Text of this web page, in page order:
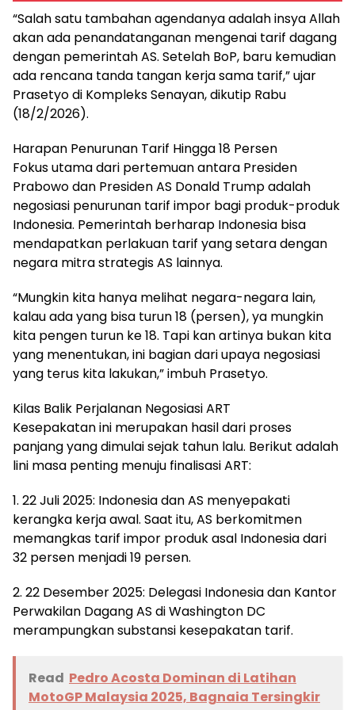
“Salah satu tambahan agendanya adalah insya Allah
akan ada penandatanganan mengenai tarif dagang
dengan pemerintah AS. Setelah BoP, baru kemudian
ada rencana tanda tangan kerja sama tarif,” ujar
Prasetyo di Kompleks Senayan, dikutip Rabu
(18/2/2026).
Harapan Penurunan Tarif Hingga 18 Persen
Fokus utama dari pertemuan antara Presiden
Prabowo dan Presiden AS Donald Trump adalah
negosiasi penurunan tarif impor bagi produk-produk
Indonesia. Pemerintah berharap Indonesia bisa
mendapatkan perlakuan tarif yang setara dengan
negara mitra strategis AS lainnya.
“Mungkin kita hanya melihat negara-negara lain,
kalau ada yang bisa turun 18 (persen), ya mungkin
kita pengen turun ke 18. Tapi kan artinya bukan kita
yang menentukan, ini bagian dari upaya negosiasi
yang terus kita lakukan,” imbuh Prasetyo.
Kilas Balik Perjalanan Negosiasi ART
Kesepakatan ini merupakan hasil dari proses
panjang yang dimulai sejak tahun lalu. Berikut adalah
lini masa penting menuju finalisasi ART:
1. 22 Juli 2025: Indonesia dan AS menyepakati
kerangka kerja awal. Saat itu, AS berkomitmen
memangkas tarif impor produk asal Indonesia dari
32 persen menjadi 19 persen.
2. 22 Desember 2025: Delegasi Indonesia dan Kantor
Perwakilan Dagang AS di Washington DC
merampungkan substansi kesepakatan tarif.
Read Pedro Acosta Dominan di Latihan
MotoGP Malaysia 2025, Bagnaia Tersingkir